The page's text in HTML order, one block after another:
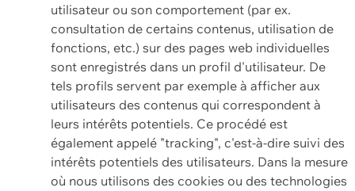
utilisateur ou son comportement (par ex.
consultation de certains contenus, utilisation de
fonctions, etc.) sur des pages web individuelles
sont enregistrés dans un profil d'utilisateur. De
tels profils servent par exemple à afficher aux
utilisateurs des contenus qui correspondent à
leurs intérêts potentiels. Ce procédé est
également appelé "tracking", c'est-à-dire suivi des
intérêts potentiels des utilisateurs. Dans la mesure
où nous utilisons des cookies ou des technologies